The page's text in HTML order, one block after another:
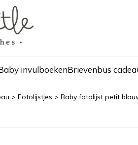
invulboekenBrievenbus
> Fotolijstjes > Baby fotolijst petit